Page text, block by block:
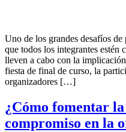
Uno de los grandes desafíos
que todos los integrantes estén
lleven a cabo con la
fiesta de final de curso, la
organizadores […]
¿Cómo fomentar
compromiso en la